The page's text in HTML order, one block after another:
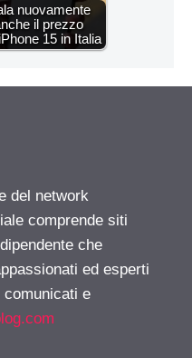
nuovamente
il prezzo
15 in Italia
del network
comprende siti
che
ed esperti
e